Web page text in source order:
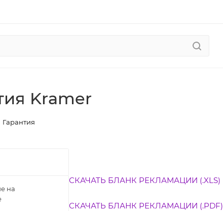
Kramer
Гарантия
СКАЧАТЬ БЛАНК РЕКЛАМАЦИИ (.XLS)
СКАЧАТЬ БЛАНК РЕКЛАМАЦИИ (.PDF)
на